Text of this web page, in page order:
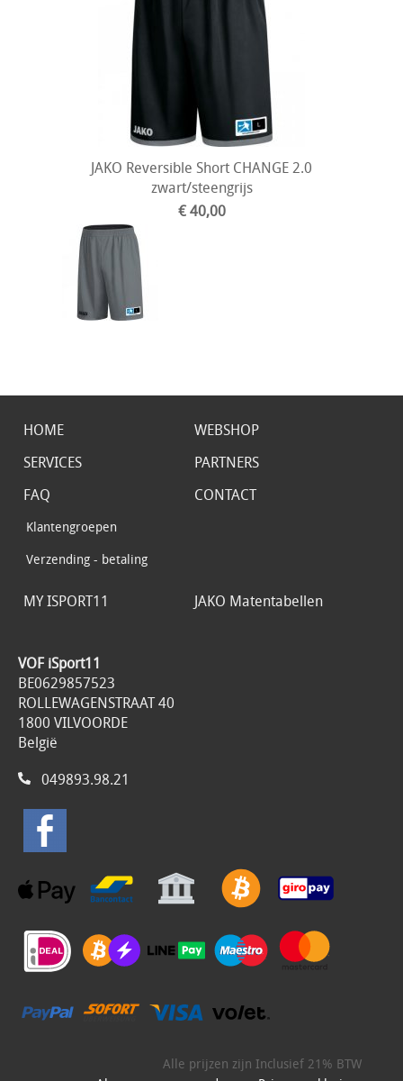
JAKO Reversible Short CHANGE 2.0
zwart/steengrijs
€ 40,00
HOME
WEBSHOP
SERVICES
PARTNERS
FAQ
Klantengroepen
Verzending - betaling
CONTACT
MY ISPORT11 JAKO Matentabellen
VOF iSport11
BE0629857523
ROLLEWAGENSTRAAT 40
1800 VILVOORDE
België
049893.98.21
Alle prijzen zijn Inclusief 21% BTW